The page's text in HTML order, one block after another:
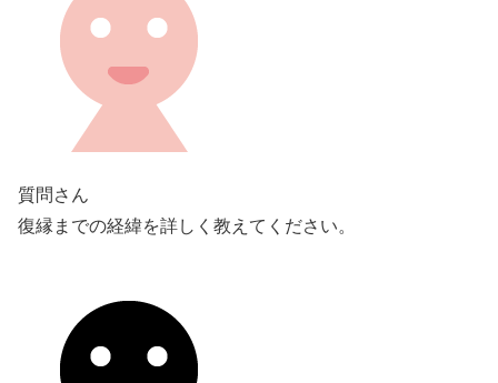
質問さん
復縁までの経緯を詳しく教えてください。